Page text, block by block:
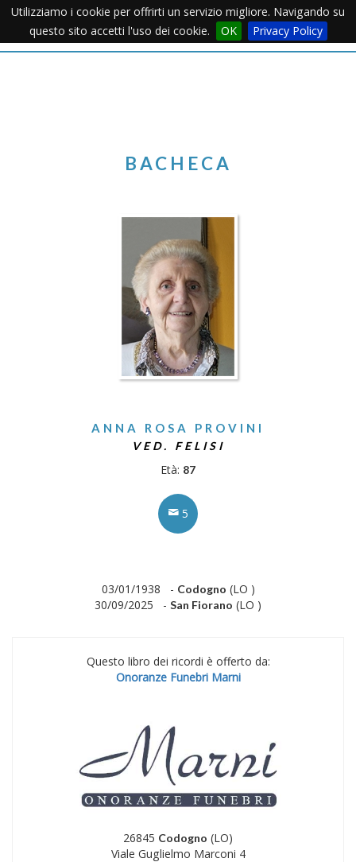
Utilizziamo i cookie per offrirti un servizio migliore. Navigando su
questo sito accetti l'uso dei cookie.
OK Privacy PolicyMenu
BACHECA
ANNA ROSA PROVINI
VED. FELISI
Età: 87
5
03/01/1938 - Codogno (LO )
30/09/2025 - San Fiorano (LO )
Questo libro dei ricordi è offerto da:
Onoranze Funebri Marni
26845 Codogno (LO)
Viale Guglielmo Marconi 4